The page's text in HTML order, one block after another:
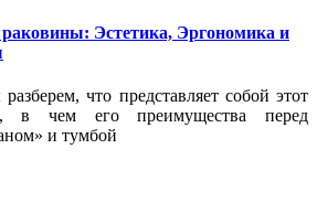
Эстетика, Эргономика и
что представляет собой этот
в чем его преимущества перед
и тумбой